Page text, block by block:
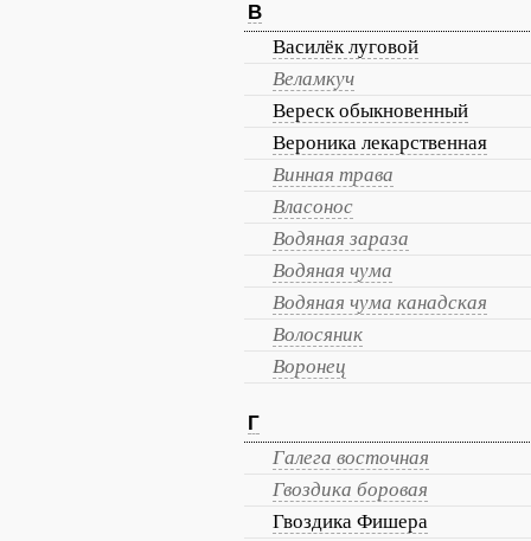
В
Василёк луговой
Веламкуч
Вереск обыкновенный
Вероника лекарственная
Винная трава
Власонос
Водяная зараза
Водяная чума
Водяная чума канадская
Волосяник
Воронец
Г
Галега восточная
Гвоздика боровая
Гвоздика Фишера